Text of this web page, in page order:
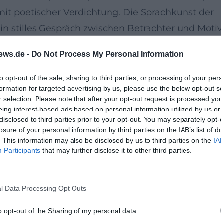
- Do Not Process My Personal Information
opt-out of the sale, sharing to third parties, or processing of your
for targeted advertising by us, please use the below opt-out
selection. Please note that after your opt-out request is processed
interest-based ads based on personal information utilized by us
to third parties prior to your opt-out. You may separately
of your personal information by third parties on the IAB’s list of
This information may also be disclosed by us to third parties on the
Participants that may further disclose it to other third parties.
Data Processing Opt Outs
opt-out of the Sharing of my personal data.
poetischer Verdichtung. Die Sprachkunst der
stilles Gespräch zwischen Betrachter und
Resonanz
Autor-Begegnung eigener Art: Die Stimme ist
Akzente, Schwarz und Farbe modulieren
urbane Szenen und persönliche Augenblicke
präzise wie eine Reportage, reflektiert wie
Dozent und Ausstellungsmacher. Seine
und Gegenüberstellungen, etwa in
nach Osteuropa. In Amberg ist sein Name
Dollhopf verbunden – eine familiäre und
mit aktueller Bildpraxis verknüpft.